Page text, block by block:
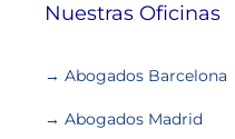
Nuestras Oficinas
→ Abogados Barcelona
→ Abogados Madrid